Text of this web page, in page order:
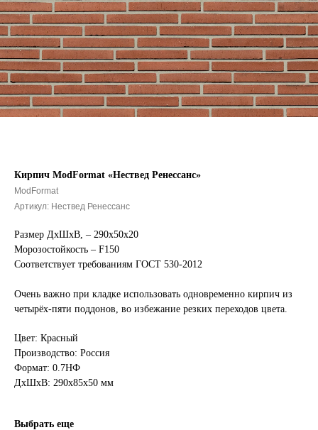
Кирпич ModFormat «Нествед Ренессанс»
ModFormat
Артикул: Нествед Ренессанс
Размер ДхШхВ, – 290х50х20
Морозостойкость – F150
Соответствует требованиям ГОСТ 530-2012
Очень важно при кладке использовать одновременно кирпич из
четырёх-пяти поддонов, во избежание резких переходов цвета.
Цвет: Красный
Производство: Россия
Формат: 0.7НФ
ДxШxВ: 290x85x50 мм
Выбрать еще